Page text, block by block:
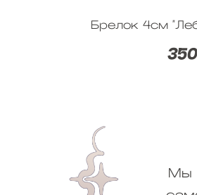
Брелок 4см
350
Мы